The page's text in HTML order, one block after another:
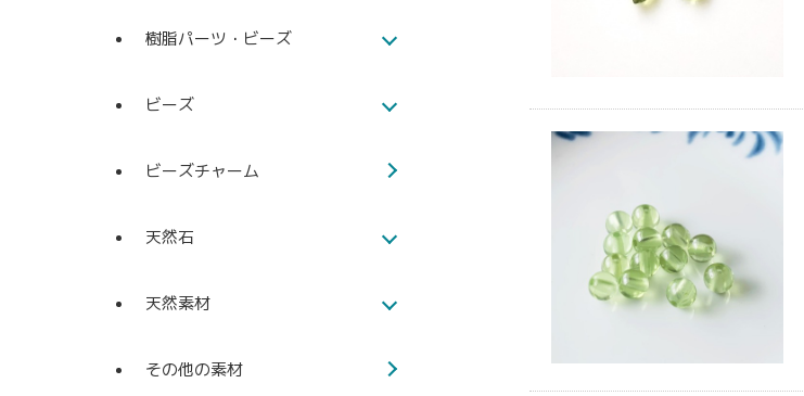
樹脂パーツ・ビーズ
ビーズ
ビーズチャーム
天然石
天然素材
その他の素材